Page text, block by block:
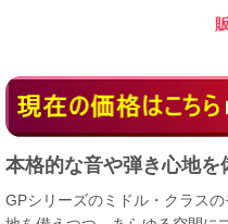
本格的な音や弾き心地を
GPシリーズのミドル・クラス